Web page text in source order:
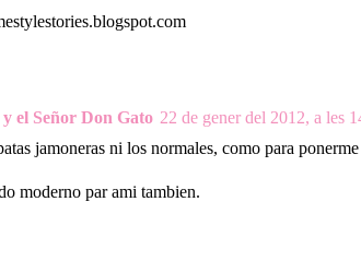
el Señor Don Gato 22 de gener del 2012, a les
jamoneras ni los normales, como para ponerme
moderno par ami tambien.